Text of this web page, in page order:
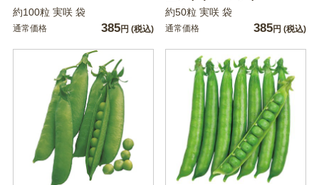
約100粒 実咲 袋
通常価格 385円 (税込)
約50粒 実咲 袋
通常価格 385円 (税込)